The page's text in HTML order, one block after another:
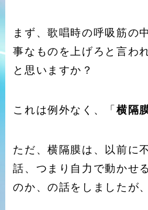
まず、歌唱時の呼吸筋の
事なものを上げろと言わ
と思いますか？
これは例外なく、「 横隔
ただ、横隔膜は、以前に
話、つまり自力で動かせ
のか、の話をしましたが、